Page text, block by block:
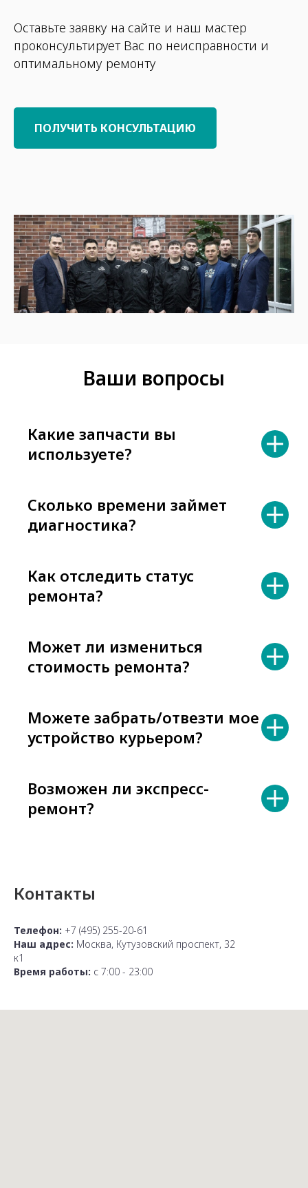
Оставьте заявку на сайте и наш мастер
проконсультирует Вас по неисправности и
оптимальному ремонту
ПОЛУЧИТЬ КОНСУЛЬТАЦИЮ
Ваши вопросы
Какие запчасти вы
используете?
Сколько времени займет
диагностика?
Как отследить статус
ремонта?
Может ли измениться
стоимость ремонта?
Можете забрать/отвезти мое
устройство курьером?
Возможен ли экспресс-
ремонт?
Контакты
Телефон: +7 (495) 255-20-61
Наш адрес: Москва, Кутузовский проспект, 32
к1
Время работы: с 7:00 - 23:00